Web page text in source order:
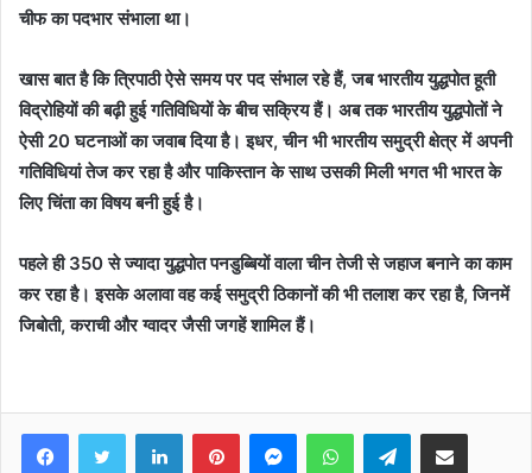
चीफ का पदभार संभाला था।
खास बात है कि त्रिपाठी ऐसे समय पर पद संभाल रहे हैं, जब भारतीय युद्धपोत हूती
विद्रोहियों की बढ़ी हुई गतिविधियों के बीच सक्रिय हैं। अब तक भारतीय युद्धपोतों ने
ऐसी 20 घटनाओं का जवाब दिया है। इधर, चीन भी भारतीय समुद्री क्षेत्र में अपनी
गतिविधियां तेज कर रहा है और पाकिस्तान के साथ उसकी मिली भगत भी भारत के
लिए चिंता का विषय बनी हुई है।
पहले ही 350 से ज्यादा युद्धपोत पनडुब्बियों वाला चीन तेजी से जहाज बनाने का काम
कर रहा है। इसके अलावा वह कई समुद्री ठिकानों की भी तलाश कर रहा है, जिनमें
जिबोती, कराची और ग्वादर जैसी जगहें शामिल हैं।
FacebookTwitter LinkedInPinterestMessengerWhatsAppTelegramShare via Email